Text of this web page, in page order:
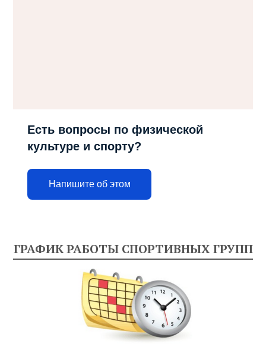
Есть вопросы по физической
культуре и спорту?
Напишите об этом
ГРАФИК РАБОТЫ СПОРТИВНЫХ ГРУПП